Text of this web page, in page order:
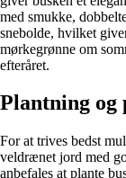
med smukke,
snebolde, hvilket
mørkegrønne om
efteråret.
Plantning og
For at trives bedst
veldrænet jord med
anbefales at plante